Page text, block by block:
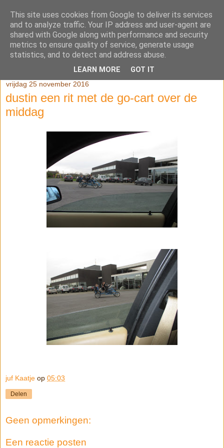
Klasblog van juf Kaatje en
juf Véronique
vrijdag 25 november 2016
dustin een rit met de go-cart over de
middag
juf Kaatje op 05:03
Delen
Geen opmerkingen:
Een reactie posten
This site uses cookies from Google to deliver its services
and to analyze traffic. Your IP address and user-agent are
shared with Google along with performance and security
metrics to ensure quality of service, generate usage
statistics, and to detect and address abuse.
LEARN MORE GOT IT